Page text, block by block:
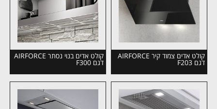
קולט אדים צמוד קיר AIRFORCE
דגם F203
קולט אדים בנוי נסתר AIRFORCE
דגם F300